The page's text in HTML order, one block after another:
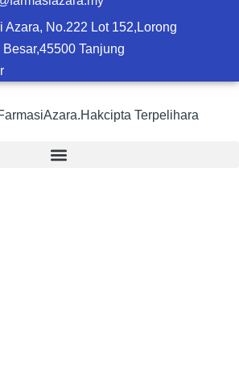
Azara, No.222 Lot 152,Lorong
Tanjung
Terpelihara